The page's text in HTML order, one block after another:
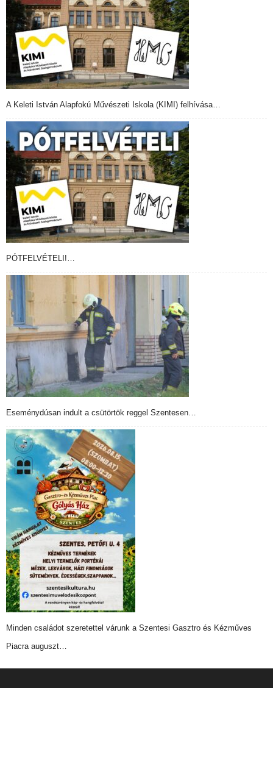
A Keleti István Alapfokú Művészeti Iskola (KIMI) felhívása…
PÓTFELVÉTELI!…
Eseménydúsan indult a csütörtök reggel Szentesen…
Minden családot szeretettel várunk a Szentesi Gasztro és Kézműves
Piacra auguszt…